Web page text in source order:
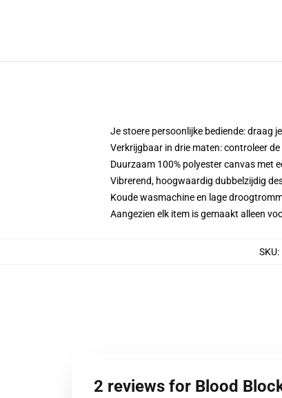
Je stoere persoonlijke bediende: draag
Verkrijgbaar in drie maten: controleer
Duurzaam 100% polyester canvas met
Vibrerend, hoogwaardig dubbelzijdig
Koude wasmachine en lage
Aangezien elk item is gemaakt alleen
SKU:
2 reviews for Blood